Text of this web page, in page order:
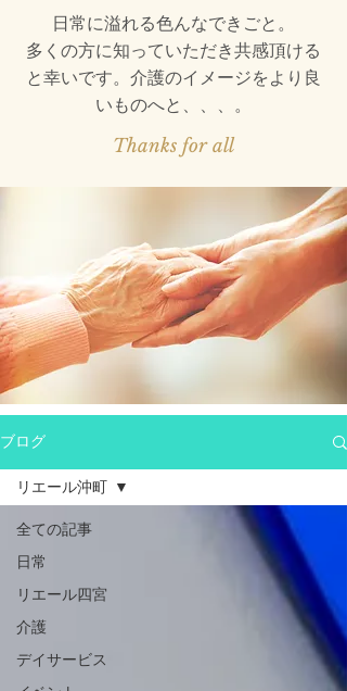
日常に溢れる色んなできごと。
​多くの方に知っていただき共感頂ける
と幸いです。介護のイメージをより良
いものへと、、、。
Thanks for all
ブログ
全ての記事
日常
リエール四宮
介護
デイサービス
リエール沖町